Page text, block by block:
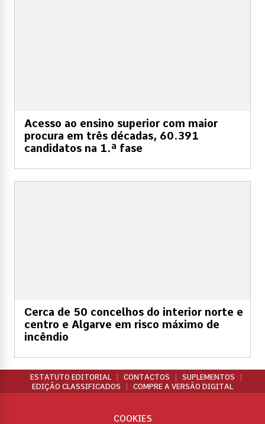
Acesso ao ensino superior com maior
procura em três décadas, 60.391
candidatos na 1.ª fase
Cerca de 50 concelhos do interior norte e
centro e Algarve em risco máximo de
incêndio
ESTATUTO EDITORIAL CONTACTOS
SUPLEMENTOS
EDIÇÃO CLASSIFICADOS
COMPRE A VERSÃO DIGITAL
COOKIES